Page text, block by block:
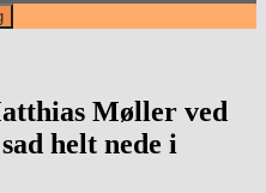
Møller ved
helt nede i